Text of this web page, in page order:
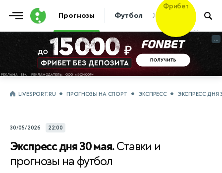
Прогнозы Футбол Хоккей Теннис
Фрибет
...
...
LIVESPORT.RU ПРОГНОЗЫ НА СПОРТ ЭКСПРЕСС ЭКСПРЕСС ДНЯ
30/05/2026 22:00
Экспресс дня 30 мая.Ставки и
прогнозы на футбол